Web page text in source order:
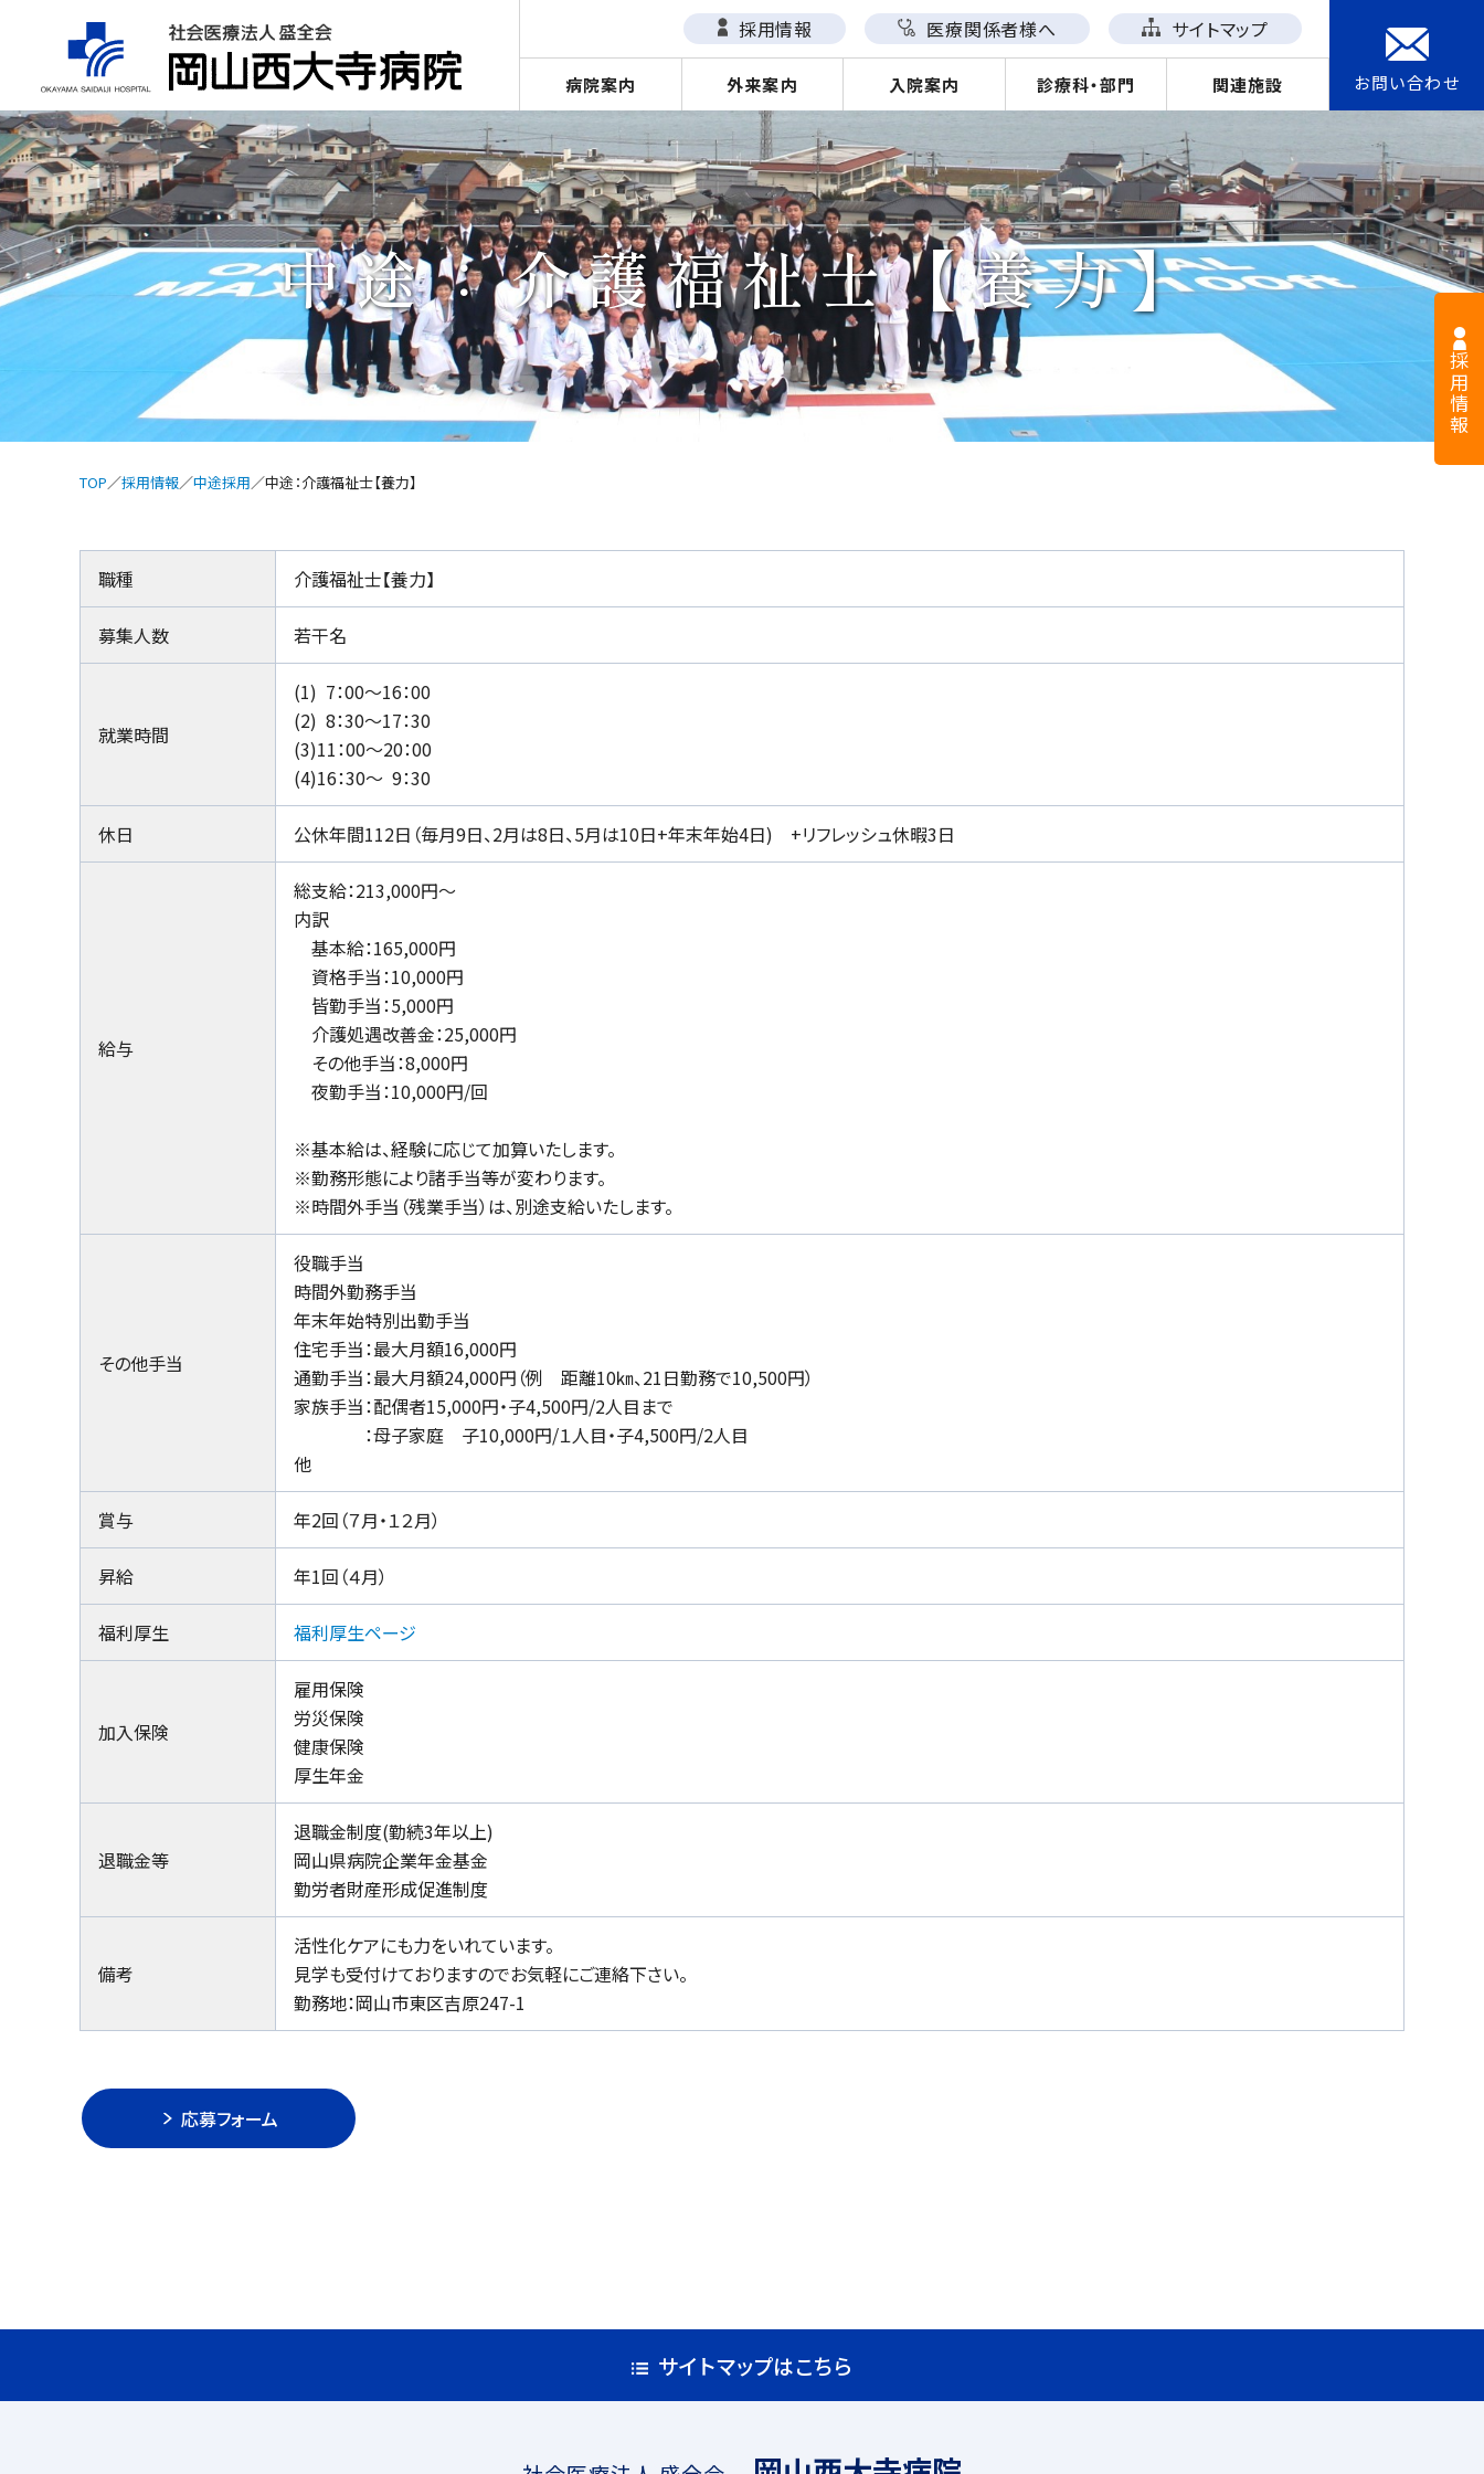
病院案内 外来案内 入院案内 診療科・部門 関連施設
採用情報 医療関係者様へ サイトマップ
お問い合わせ
採用情報
中途：介護福祉士【養力】
TOP 採用情報 中途採用 中途：介護福祉士【養力】
職種 介護福祉士【養力】
募集人数 若干名
就業時間
(1) 7：00〜16：00
(2) 8：30〜17：30
(3)11：00〜20：00
(4)16：30〜 9：30
休日 公休年間112日（毎月9日、2月は8日、5月は10日+年末年始4日) +リフレッシュ休暇3日
給与
総支給：213,000円～
内訳
基本給：165,000円
資格手当：10,000円
皆勤手当：5,000円
介護処遇改善金：25,000円
その他手当：8,000円
夜勤手当：10,000円/回
※基本給は、経験に応じて加算いたします。
※勤務形態により諸手当等が変わります。
※時間外手当（残業手当）は、別途支給いたします。
その他手当
役職手当
時間外勤務手当
年末年始特別出勤手当
住宅手当：最大月額16,000円
通勤手当：最大月額24,000円（例 距離10㎞、21日勤務で10,500円）
家族手当：配偶者15,000円・子4,500円/2人目まで
：母子家庭 子10,000円/１人目・子4,500円/2人目
他
賞与 年2回（７月・１２月）
昇給 年1回（４月）
福利厚生 福利厚生ページ
加入保険
雇用保険
労災保険
健康保険
厚生年金
退職金等
退職金制度(勤続3年以上)
岡山県病院企業年金基金
勤労者財産形成促進制度
備考
活性化ケアにも力をいれています。
見学も受付けておりますのでお気軽にご連絡下さい。
勤務地：岡山市東区吉原247-1
応募フォーム
サイトマップはこちら